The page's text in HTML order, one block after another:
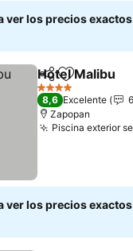
ver los precios exactos
CompartirAgregar a
Hotel Malibu
4 Estrellas
8,6 Excelente
Zapopan
Piscina exterior
ver los precios exactos